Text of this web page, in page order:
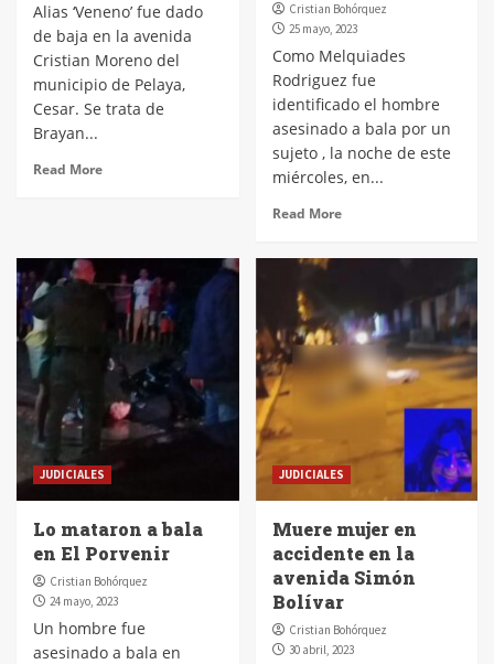
Alias ‘Veneno’ fue dado
de baja en la avenida
Cristian Moreno del
municipio de Pelaya,
Cesar. Se trata de
Brayan...
Read More
Cristian Bohórquez
25 mayo, 2023
Como Melquiades
Rodriguez fue
identificado el hombre
asesinado a bala por un
sujeto , la noche de este
miércoles, en...
Read More
JUDICIALES
Lo mataron a bala
en El Porvenir
Cristian Bohórquez
24 mayo, 2023
Un hombre fue
asesinado a bala en
JUDICIALES
Muere mujer en
accidente en la
avenida Simón
Bolívar
Cristian Bohórquez
30 abril, 2023